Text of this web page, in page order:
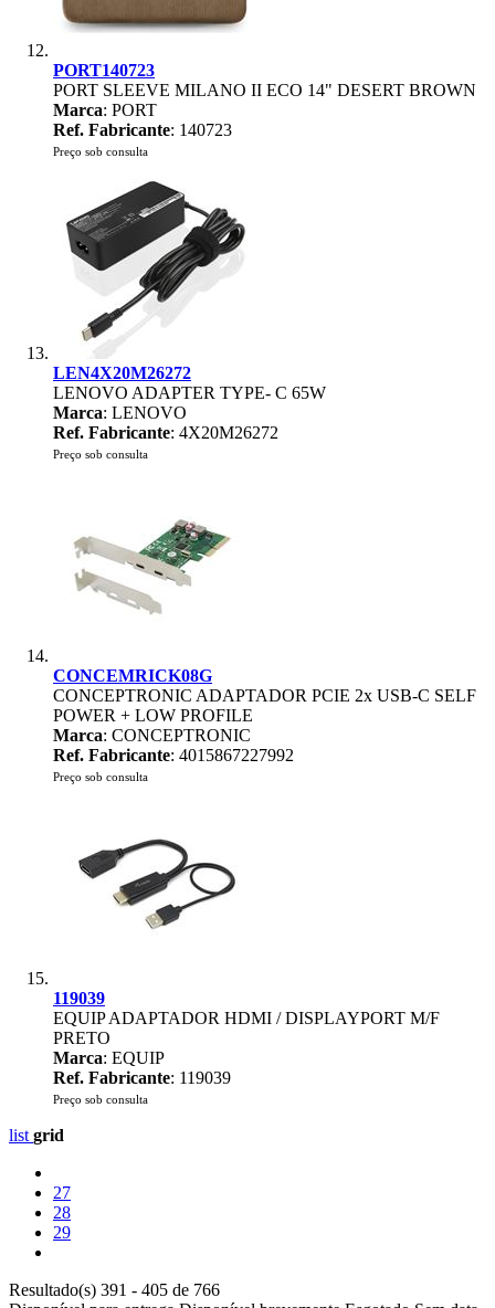
PORT140723
PORT SLEEVE MILANO II ECO 14" DESERT BROWN
Marca: PORT
Ref. Fabricante: 140723
Preço sob consulta
LEN4X20M26272
LENOVO ADAPTER TYPE- C 65W
Marca: LENOVO
Ref. Fabricante: 4X20M26272
Preço sob consulta
CONCEMRICK08G
CONCEPTRONIC ADAPTADOR PCIE 2x USB-C SELF
POWER + LOW PROFILE
Marca: CONCEPTRONIC
Ref. Fabricante: 4015867227992
Preço sob consulta
119039
EQUIP ADAPTADOR HDMI / DISPLAYPORT M/F
PRETO
Marca: EQUIP
Ref. Fabricante: 119039
Preço sob consulta
list grid
27
28
29
Resultado(s) 391 - 405 de 766